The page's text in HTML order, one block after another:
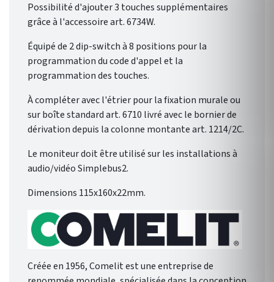
Possibilité d'ajouter 3 touches supplémentaires
grâce à l'accessoire art. 6734W.
Équipé de 2 dip-switch à 8 positions pour la
programmation du code d'appel et la
programmation des touches.
À compléter avec l'étrier pour la fixation murale ou
sur boîte standard art. 6710 livré avec le bornier de
dérivation depuis la colonne montante art. 1214/2C.
Le moniteur doit être utilisé sur les installations à
audio/vidéo Simplebus2.
Dimensions 115x160x22mm.
Créée en 1956, Comelit est une entreprise de